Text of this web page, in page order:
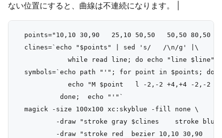
ない位置にすると、曲線は不連続になります。 |
points="10,10 30,90   25,10 50,50   50,50 80,50
  clines=`echo "$points" | sed 's/   /\n/g' |\
while read line; do echo "line $line";
  symbols=`echo path "'"; for point in $points; do
echo "M $point   l -2,-2 +4,+4 -2,-2
           done;  echo "'"`
  magick -size 100x100 xc:skyblue -fill none \
-draw "stroke gray $clines    stroke blue
-draw "stroke red  bezier 10,10 30,90